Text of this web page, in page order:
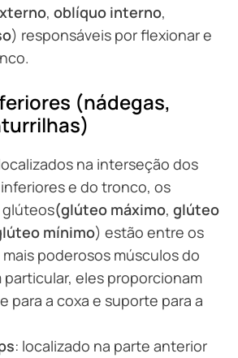
, oblíquo interno,
) responsáveis por flexionar e
(nádegas,
na interseção dos
e do tronco, os
glúteos(glúteo máximo, glúteo
mínimo) estão entre os
mais poderosos músculos do
particular, eles proporcionam
para a coxa e suporte para a
: localizado na parte anterior